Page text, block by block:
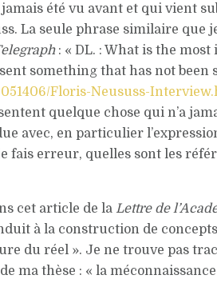
été vu avant et qui vient
La seule phrase similaire que
: « DL. : What is the
something that has not been
Floris-Neususs-
quelque chose qui n’a
avec, en particulier
fais erreur, quelles sont les
cet article de la Lettre de
à la construction de
du réel ». Je ne trouve pas
ma thèse : « la